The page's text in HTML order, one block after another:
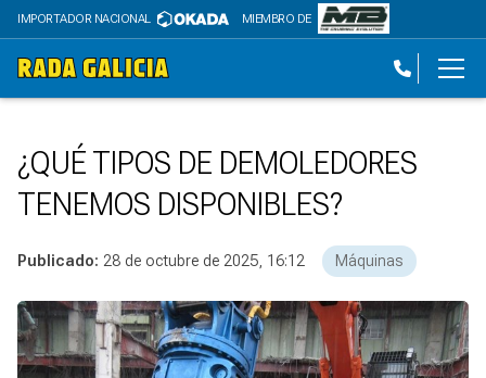
IMPORTADOR NACIONAL MIEMBRO DE
¿QUÉ TIPOS DE DEMOLEDORES
TENEMOS DISPONIBLES?
Publicado: 28 de octubre de 2025, 16:12 Máquinas